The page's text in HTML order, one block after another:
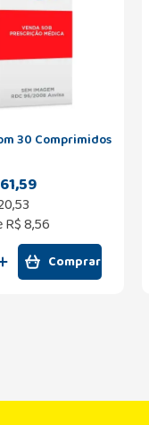
30 Comprimidos
,53
R$ 8,56
Comprar